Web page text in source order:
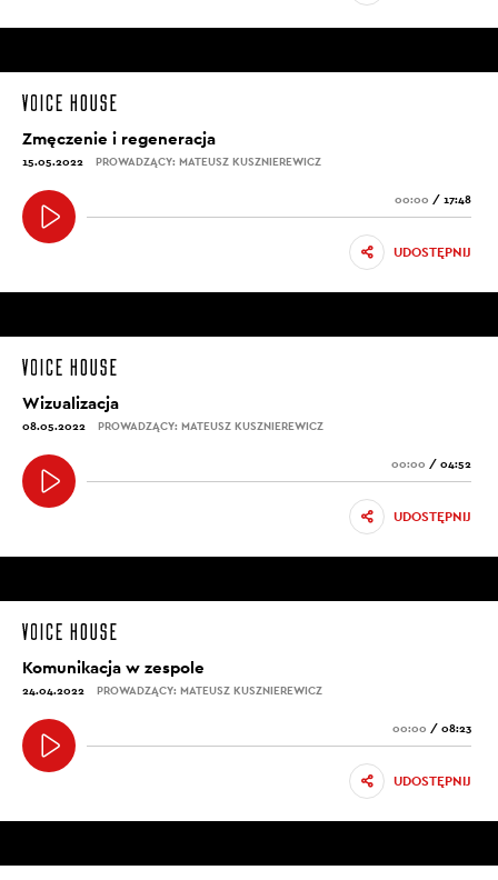
Zmęczenie i regeneracja
15.05.2022 PROWADZĄCY: MATEUSZ KUSZNIEREWICZ
00:00 / 17:48
UDOSTĘPNIJ
Wizualizacja
08.05.2022 PROWADZĄCY: MATEUSZ KUSZNIEREWICZ
00:00 / 04:52
UDOSTĘPNIJ
Komunikacja w zespole
24.04.2022 PROWADZĄCY: MATEUSZ KUSZNIEREWICZ
00:00 / 08:23
UDOSTĘPNIJ